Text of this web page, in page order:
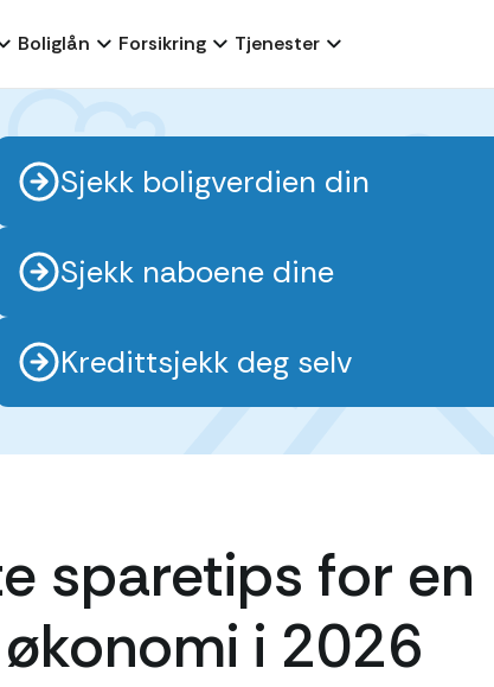
Boliglån Forsikring Tjenester
Sjekk boligverdien din
Sjekk naboene dine
Kredittsjekk deg selv
sparetips for en
i 2026